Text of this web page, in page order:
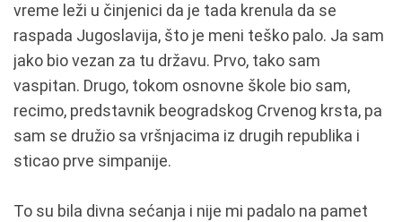
vreme leži u činjenici da je tada krenula da se
raspada Jugoslavija, što je meni teško palo. Ja sam
jako bio vezan za tu državu. Prvo, tako sam
vaspitan. Drugo, tokom osnovne škole bio sam,
recimo, predstavnik beogradskog Crvenog krsta, pa
sam se družio sa vršnjacima iz drugih republika i
sticao prve simpanije.
To su bila divna sećanja i nije mi padalo na pamet